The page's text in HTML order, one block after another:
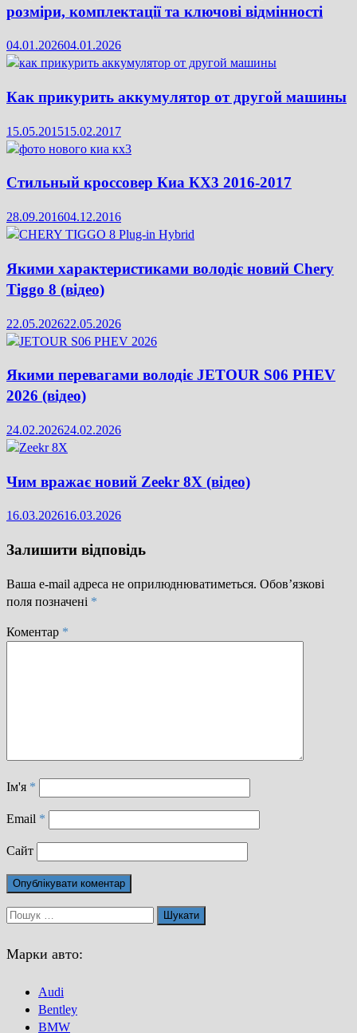
розміри, комплектації та ключові відмінності
04.01.202604.01.2026
Как прикурить аккумулятор от другой машины
15.05.201515.02.2017
Стильный кроссовер Киа КХ3 2016-2017
28.09.201604.12.2016
Якими характеристиками володіє новий Chery
Tiggo 8 (відео)
22.05.202622.05.2026
Якими перевагами володіє JETOUR S06 PHEV
2026 (відео)
24.02.202624.02.2026
Чим вражає новий Zeekr 8X (відео)
16.03.202616.03.2026
Залишити відповідь
Ваша e-mail адреса не оприлюднюватиметься. Обов’язкові
поля позначені *
Коментар *
Ім'я *
Email *
Сайт
Пошук:
Марки авто:
Audi
Bentley
BMW